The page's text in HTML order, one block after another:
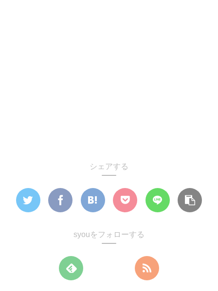
シェアする
syouをフォローする